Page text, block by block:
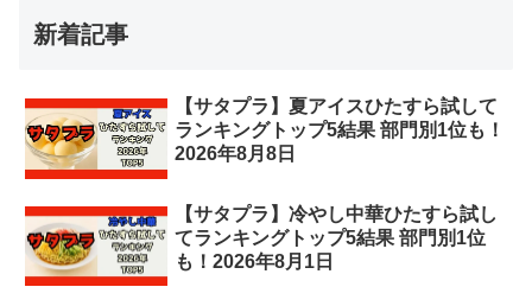
新着記事
【サタプラ】夏アイスひたすら試して
ランキングトップ5結果 部門別1位も！
2026年8月8日
【サタプラ】冷やし中華ひたすら試し
てランキングトップ5結果 部門別1位
も！2026年8月1日